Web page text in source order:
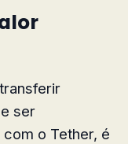
ser
o Tether, é